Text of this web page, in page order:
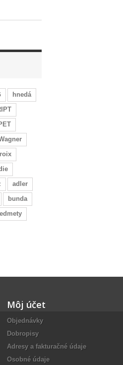
hnedá
adler
bunda
Môj účet
Objednávky
Dobropisy
Adresy a fakturačné údaje
Osobné údaje